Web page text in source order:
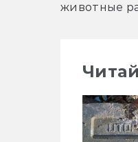
животные